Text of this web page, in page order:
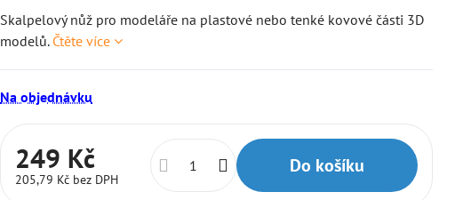
Skalpelový nůž pro modeláře na plastové nebo tenké kovové části 3D
modelů. Čtěte více
Na objednávku
249 Kč
205,79 Kč bez DPH
Do košíku